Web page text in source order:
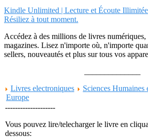
Kindle Unlimited | Lecture et Écoute
Résiliez à tout moment.
Accédez à des millions de livres
magazines. Lisez n'importe où, n'importe
sellers, nouveautés et plus sur tous vos
Livres electroniques
Sciences Humaines
Europe
--------------------
Vous pouvez lire/telecharger le livre en
dessous: